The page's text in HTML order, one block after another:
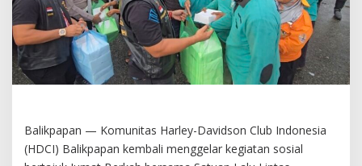
Balikpapan — Komunitas Harley-Davidson Club Indonesia
(HDCI) Balikpapan kembali menggelar kegiatan sosial